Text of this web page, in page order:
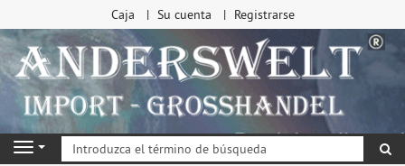
Caja Su cuenta Registrarse
Navigation